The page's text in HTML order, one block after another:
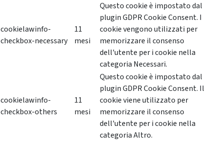
cookielawinfo-
checkbox-necessary
11
mesi
Questo cookie è impostato dal
plugin GDPR Cookie Consent. I
cookie vengono utilizzati per
memorizzare il consenso
dell'utente per i cookie nella
categoria Necessari.
cookielawinfo-
checkbox-others
11
mesi
Questo cookie è impostato dal
plugin GDPR Cookie Consent. Il
cookie viene utilizzato per
memorizzare il consenso
dell'utente per i cookie nella
categoria Altro.